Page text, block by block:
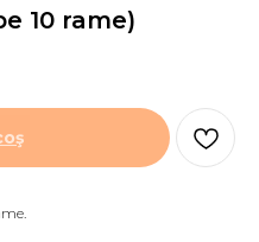
10 rame)